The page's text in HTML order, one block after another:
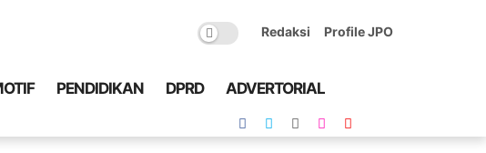
Redaksi Profile JPO
PENDIDIKAN DPRD ADVERTORIAL